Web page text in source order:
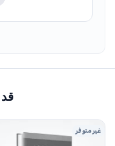
غير متوفر